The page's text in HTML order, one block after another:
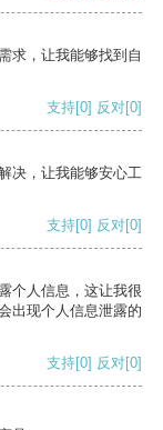
求，让我能够找到自
支持[0] 反对[0]
决，让我能够安心工
支持[0] 反对[0]
个人信息，这让我很
出现个人信息泄露的
支持[0] 反对[0]